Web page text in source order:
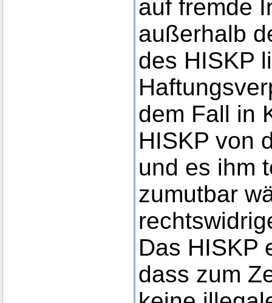
auf fremde
außerhalb
des HISKP
dem Fall in
HISKP von
und es ihm
zumutbar
Das HISKP
dass zum